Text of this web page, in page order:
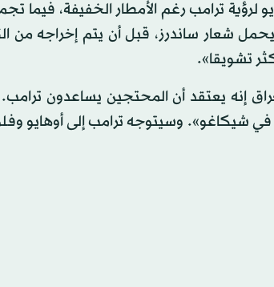
ترامب رغم الأمطار الخفيفة، فيما
يحمل شعار ساندرز، قبل أن يتم إخراجه
تشويقا».
السابق في العراق إنه يعتقد أن المحتجين
شيكاغو». وسيتوجه ترامب إلى أوهايو